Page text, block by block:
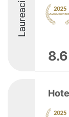
Laureaci
8.6